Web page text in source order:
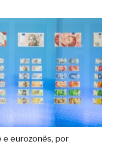
e eurozonës, por